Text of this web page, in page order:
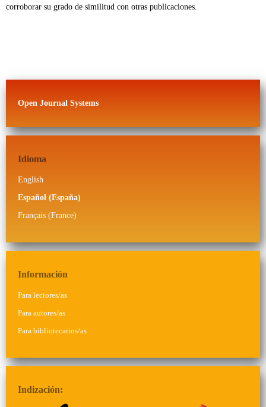
corroborar su grado de similitud con otras publicaciones.
Open Journal Systems
Idioma
English
Español (España)
Français (France)
Información
Para lectores/as
Para autores/as
Para bibliotecarios/as
Indización: